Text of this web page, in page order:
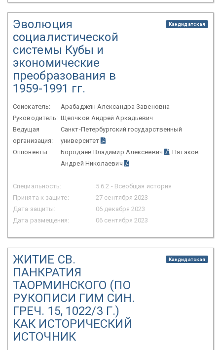
Эволюция
социалистической
системы Кубы и
экономические
преобразования в
1959-1991 гг.
Кандидатская
Соискатель:
Арабаджян Александра Завеновна
Руководитель: Щелчков Андрей Аркадьевич
Ведущая
организация:
Санкт-Петербургский государственный
университет
Оппоненты:
Бородаев Владимир Алексеевич
; Пятаков
Андрей Николаевич
Специальность:
5.6.2 - Всеобщая история
Принята к защите:
27 сентября 2023
Дата защиты:
06 декабря 2023
Дата размещения:
06 сентября 2023
ЖИТИЕ СВ.
ПАНКРАТИЯ
ТАОРМИНСКОГО (ПО
РУКОПИСИ ГИМ СИН.
ГРЕЧ. 15, 1022/3 Г.)
КАК ИСТОРИЧЕСКИЙ
ИСТОЧНИК
Кандидатская